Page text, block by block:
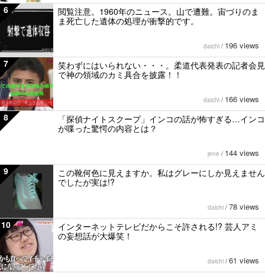
6
閲覧注意。1960年のニュース。山で遭難。宙づりのま
ま死亡した遺体の処理が衝撃的です。
daichi / 196 views
7
笑わずにはいられない・・・。柔道代表発表の記者会見
で神の領域のカミ具合を披露！！
daichi / 166 views
8
「探偵ナイトスクープ」インコの話が怖すぎる…インコ
が喋った驚愕の内容とは？
jene / 144 views
9
この靴何色に見えますか。私はグレーにしか見えません
でしたが実は!?
daichi / 78 views
10
インターネットテレビだからこそ許される!? 芸人アミ
の妄想話が大爆笑！
daichi / 61 views